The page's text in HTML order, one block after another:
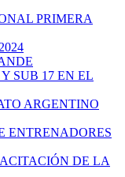
PRIMERA
SUB 17 EN EL
ARGENTINO
ENTRENADORES
DE LA